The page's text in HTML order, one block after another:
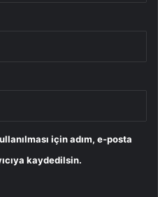
için adım, e-posta
kaydedilsin.